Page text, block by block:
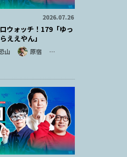
2026.07.26
ウォッチ！179「ゆっ
ええやん」
山 原宿 …